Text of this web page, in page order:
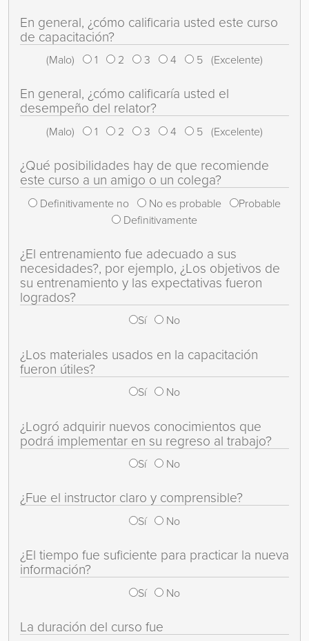
En general, ¿cómo calificaria usted este curso
de capacitación?
(Malo) 1 2 3 4 5 (Excelente)
En general, ¿cómo calificaría usted el
desempeño del relator?
(Malo) 1 2 3 4 5 (Excelente)
¿Qué posibilidades hay de que recomiende
este curso a un amigo o un colega?
Definitivamente no No es probable
Probable
Definitivamente
¿El entrenamiento fue adecuado a sus
necesidades?, por ejemplo, ¿Los objetivos de
su entrenamiento y las expectativas fueron
logrados?
Sí No
¿Los materiales usados en la capacitación
fueron útiles?
Sí No
¿Logró adquirir nuevos conocimientos que
podrá implementar en su regreso al trabajo?
Sí No
¿Fue el instructor claro y comprensible?
Sí No
¿El tiempo fue suficiente para practicar la nueva
información?
Sí No
La duración del curso fue